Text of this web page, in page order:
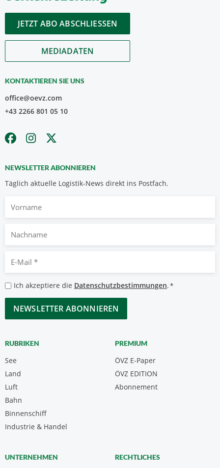
JETZT ABO ABSCHLIESSEN
MEDIADATEN
KONTAKTIEREN SIE UNS
office@oevz.com
+43 2266 801 05 10
NEWSLETTER ABONNIEREN
Täglich aktuelle Logistik-News direkt ins Postfach.
Vorname
Nachname
Mail
*
Datenschutzbestimmungen
*
Ich akzeptiere die Datenschutzbestimmungen.*
CAPTCHA
RUBRIKEN
See
Land
Luft
Bahn
Binnenschiff
Industrie & Handel
PREMIUM
ÖVZ E-Paper
Abonnement
ÖVZ EDITION
UNTERNEHMEN RECHTLICHES